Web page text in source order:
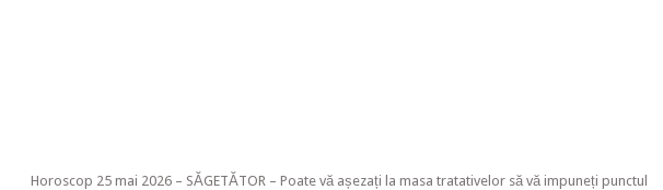
Horoscop 25 mai 2026 – SĂGETĂTOR – Poate vă așezați la masa tratativelor să vă impuneți punctul